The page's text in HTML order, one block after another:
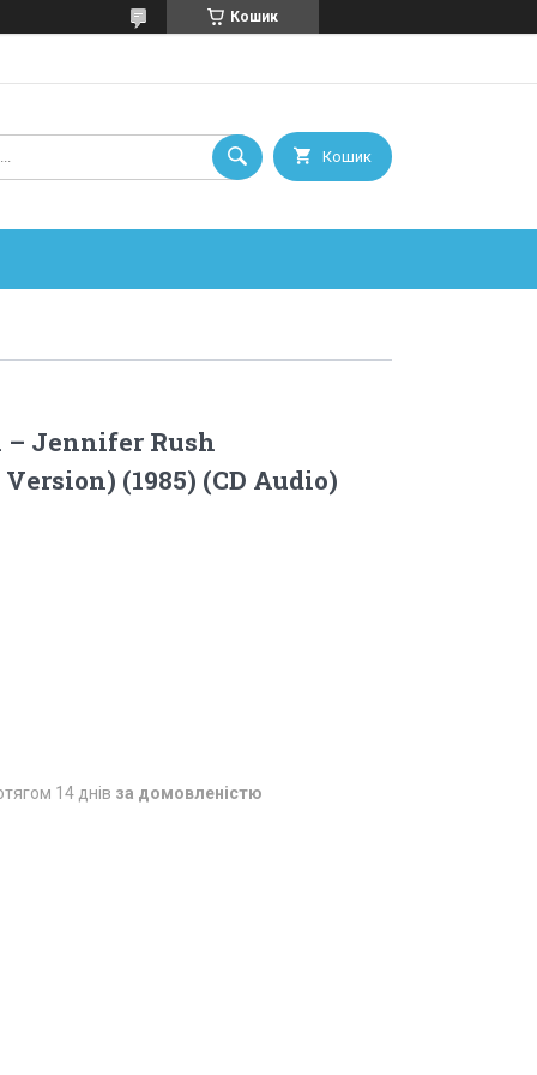
Кошик
Кошик
Jennifer Rush
(1985) (CD Audio)
14 днів за домовленістю